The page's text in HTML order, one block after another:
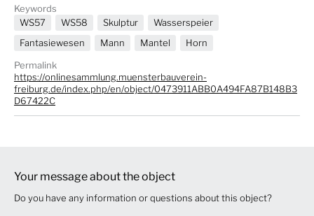
Keywords
WS57
WS58 Skulptur
Wasserspeier
Fantasiewesen
Mann Mantel
Horn
Permalink
https://onlinesammlung.muensterbauverein-
freiburg.de/index.php/en/object/0473911ABB0A494FA87B148B3
D67422C
Your message about the object
Do you have any information or questions about this object?